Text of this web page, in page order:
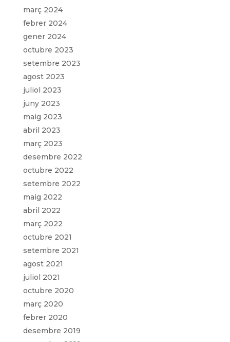
març 2024
febrer 2024
gener 2024
octubre 2023
setembre 2023
agost 2023
juliol 2023
juny 2023
maig 2023
abril 2023
març 2023
desembre 2022
octubre 2022
setembre 2022
maig 2022
abril 2022
març 2022
octubre 2021
setembre 2021
agost 2021
juliol 2021
octubre 2020
març 2020
febrer 2020
desembre 2019